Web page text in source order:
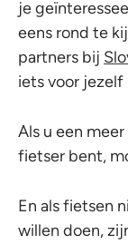
je
eens rond te
partners bij
iets voor jezelf
Als u een
fietser bent,
En als fietsen
willen doen,